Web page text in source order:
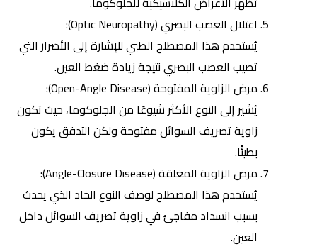
اعتلال العصب البصري (Optic Neuropathy):
يُستخدم هذا المصطلح الطبي للإشارة إلى الأضرار التي
تصيب العصب البصري نتيجة زيادة ضغط العين.
مرض الزاوية المفتوحة (Open-Angle Disease):
يُشير إلى النوع الأكثر شيوعًا من الجلوكوما، حيث تكون
زاوية تصريف السوائل مفتوحة ولكن التدفق يكون
بطيئًا.
مرض الزاوية المغلقة (Angle-Closure Disease):
يُستخدم هذا المصطلح لوصف النوع الحاد الذي يحدث
بسبب انسداد مفاجئ في زاوية تصريف السوائل داخل
العين.